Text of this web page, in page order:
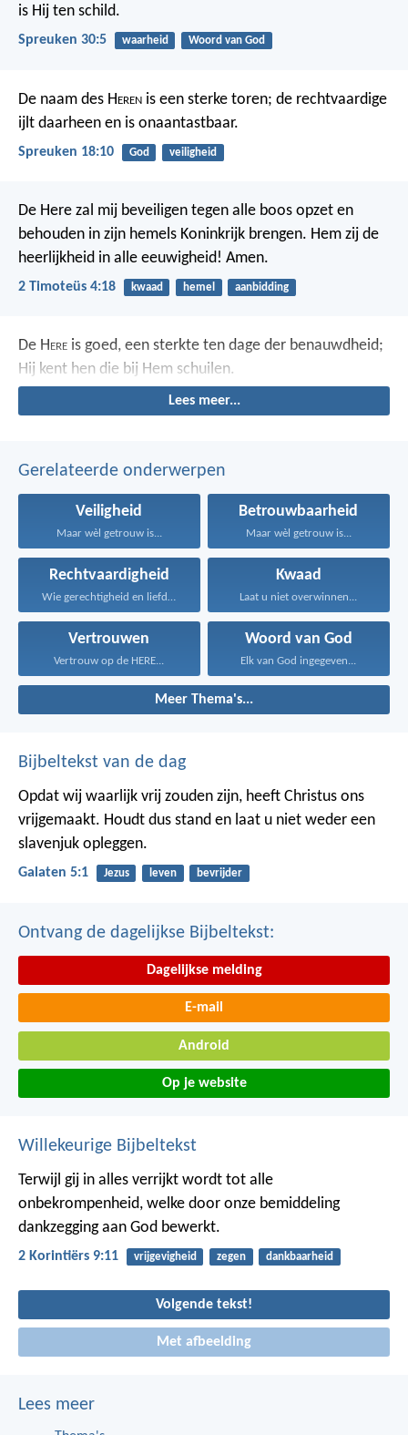
is Hij ten schild.
Spreuken 30:5 waarheid Woord van God
De naam des Heren is een sterke toren; de rechtvaardige
ijlt daarheen en is onaantastbaar.
Spreuken 18:10 God veiligheid
De Here zal mij beveiligen tegen alle boos opzet en
behouden in zijn hemels Koninkrijk brengen. Hem zij de
heerlijkheid in alle eeuwigheid! Amen.
2 Timoteüs 4:18 kwaad hemel aanbidding
De Here is goed, een sterkte ten dage der benauwdheid;
Hij kent hen die bij Hem schuilen.
Lees meer...
Gerelateerde onderwerpen
Veiligheid
Maar wèl getrouw is...
Betrouwbaarheid
Maar wèl getrouw is...
Rechtvaardigheid
Wie gerechtigheid en liefde...
Kwaad
Laat u niet overwinnen...
Vertrouwen
Vertrouw op de HERE...
Woord van God
Elk van God ingegeven...
Meer Thema's...
Bijbeltekst van de dag
Opdat wij waarlijk vrij zouden zijn, heeft Christus ons
vrijgemaakt. Houdt dus stand en laat u niet weder een
slavenjuk opleggen.
Galaten 5:1 Jezus leven bevrijder
Ontvang de dagelijkse Bijbeltekst:
Dagelijkse melding
E-mail
Android
Op je website
Willekeurige Bijbeltekst
Terwijl gij in alles verrijkt wordt tot alle
onbekrompenheid, welke door onze bemiddeling
dankzegging aan God bewerkt.
2 Korintiërs 9:11 vrijgevigheid zegen dankbaarheid
Volgende tekst!
Met afbeelding
Lees meer